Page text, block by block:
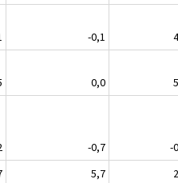
-0,1
0,0
-0,7
-
5,7